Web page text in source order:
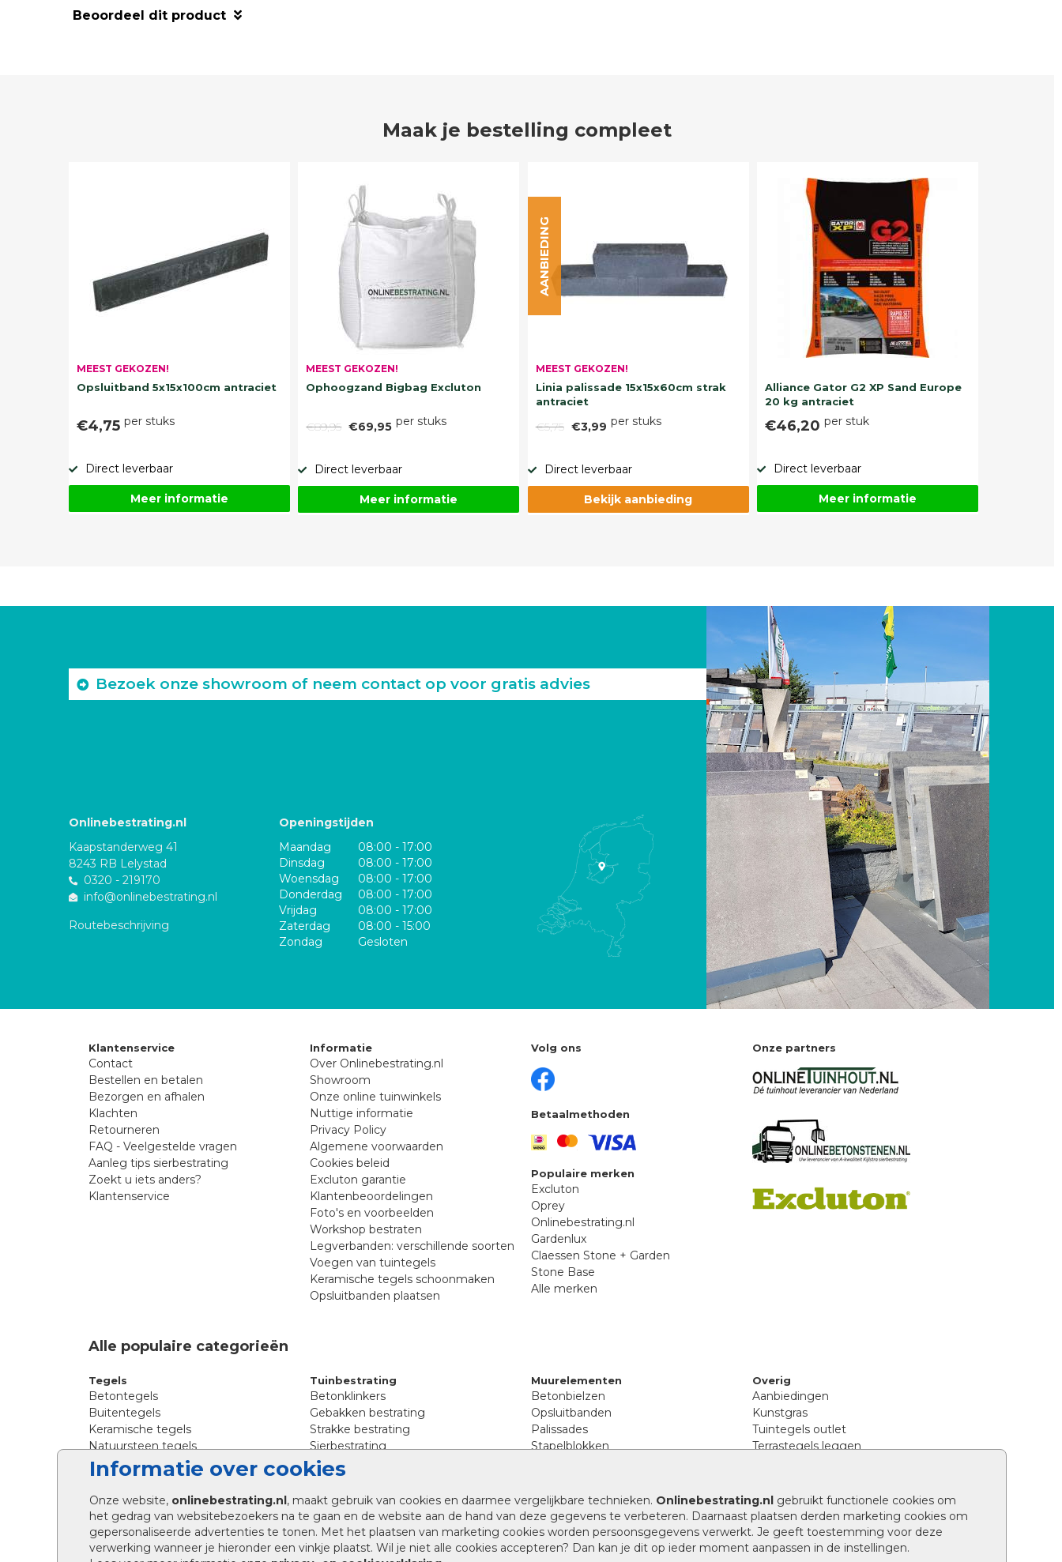
Informatie over cookies
Onze website, onlinebestrating.nl, maakt gebruik van cookies en daarmee vergelijkbare technieken. Onlinebestrating.nl gebruikt functionele cookies om
het gedrag van websitebezoekers na te gaan en de website aan de hand van deze gegevens te verbeteren. Daarnaast plaatsen derden marketing cookies om
gepersonaliseerde advertenties te tonen. Met het plaatsen van marketing cookies worden persoonsgegevens verwerkt. Je geeft toestemming voor deze
verwerking wanneer je hieronder een vinkje plaatst. Wil je niet alle cookies accepteren? Dan kan je dit op ieder moment aanpassen in de instellingen.
Beoordeel dit product
Maak je bestelling compleet
MEEST GEKOZEN!
Opsluitband 5x15x100cm antraciet
€4,75 per stuks
Direct leverbaar
Meer informatie
MEEST GEKOZEN!
Ophoogzand Bigbag Excluton
€89,95 €69,95 per stuks
Direct leverbaar
Meer informatie
MEEST GEKOZEN!
Linia palissade 15x15x60cm strak
antraciet
€5,75 €3,99 per stuks
AANBIEDING
Direct leverbaar
Bekijk aanbieding
Alliance Gator G2 XP Sand Europe
20 kg antraciet
€46,20 per stuk
Direct leverbaar
Meer informatie
Bezoek onze showroom of neem contact op voor gratis advies
Onlinebestrating.nl
Kaapstanderweg 41
8243 RB Lelystad
0320 - 219170
info@onlinebestrating.nl
Routebeschrijving
Openingstijden
Maandag
08:00 - 17:00
Dinsdag
08:00 - 17:00
Woensdag
08:00 - 17:00
Donderdag
08:00 - 17:00
Vrijdag
08:00 - 17:00
Zaterdag
08:00 - 15:00
Zondag
Gesloten
Klantenservice
Contact
Bestellen en betalen
Bezorgen en afhalen
Klachten
Retourneren
FAQ - Veelgestelde vragen
Aanleg tips sierbestrating
Zoekt u iets anders?
Klantenservice
Informatie
Over Onlinebestrating.nl
Showroom
Onze online tuinwinkels
Nuttige informatie
Privacy Policy
Algemene voorwaarden
Cookies beleid
Excluton garantie
Klantenbeoordelingen
Foto's en voorbeelden
Workshop bestraten
Legverbanden: verschillende soorten
Voegen van tuintegels
Keramische tegels schoonmaken
Opsluitbanden plaatsen
Volg ons
Betaalmethoden
Populaire merken
Excluton
Oprey
Onlinebestrating.nl
Gardenlux
Claessen Stone + Garden
Stone Base
Alle merken
Onze partners
Alle populaire categorieën
Tegels
Betontegels
Buitentegels
Keramische tegels
Natuursteen tegels
Siertegels
Stoeptegels
Straattegels
Terrastegels
Tuintegels
Tuinbestrating
Betonklinkers
Gebakken bestrating
Strakke bestrating
Sierbestrating
Straatklinkers
Straatstenen
Trommelstenen
Tuinstenen
Waalformaat
Wildverband bestrating
Muurelementen
Betonbielzen
Opsluitbanden
Palissades
Stapelblokken
Afwatering en diversen
Beplantings en betonelementen
Split, grind en zand
Oprit tegels
Overig
Aanbiedingen
Kunstgras
Tuintegels outlet
Terrastegels leggen
Legpatronen betonstenen
Hoe betonstenen onderhouden
Aanlegtips voor betonstenen
Verschil betontegels en keramische